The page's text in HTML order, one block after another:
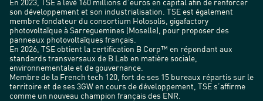
En 2023, TSE a levé 160 millions d’euros en capital afin de renforcer
son développement et son industrialisation. TSE est également
membre fondateur du consortium Holosolis, gigafactory
photovoltaïque à Sarreguemines (Moselle), pour proposer des
panneaux photovoltaïques français.
En 2026, TSE obtient la certification B Corp™ en répondant aux
standards transversaux de B Lab en matière sociale,
environnementale et de gouvernance.
Membre de la French tech 120, fort de ses 15 bureaux répartis sur le
territoire et de ses 3GW en cours de développement, TSE s’affirme
comme un nouveau champion français des ENR.